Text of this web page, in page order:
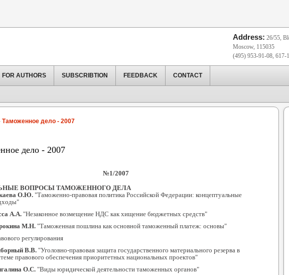
Address: 26/55,
Moscow, 115035
(495) 953-91-08, 617-
FOR AUTHORS SUBSCRIBTION FEEDBACK CONTACT
Таможенное дело - 2007
дело - 2007
№1/2007
ВОПРОСЫ ТАМОЖЕННОГО ДЕЛА
О.Ю. "Таможенно-правовая политика Российской Федерации: концептуальные
А.А."Незаконное возмещение НДС как хищение бюджетных средств"
М.Н."Таможенная пошлина как основной таможенный платеж: основы"
регулирования
В.В. "Уголовно-правовая защита государственного материального резерва в
правового обеспечения приоритетных национальных проектов"
О.С."Виды юридической деятельности таможенных органов"